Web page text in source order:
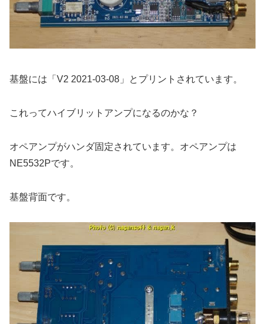
基盤には「V2 2021-03-08」とプリントされています。
これってハイブリットアンプになるのかな？
オペアンプがハンダ固定されています。オペアンプは
NE5532Pです。
基盤背面です。